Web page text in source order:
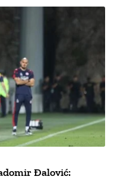
Đalović: